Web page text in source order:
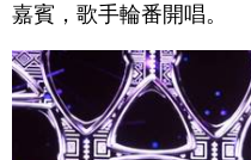
嘉賓，歌手輪番開唱。